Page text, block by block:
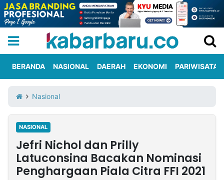
Iklan
Berita
Kami
Nasional
International
Olahraga
Entertainment
Daerah
Pariwisata
Kuliner
Kolom
BERANDA NASIONAL DAERAH EKONOMI PARIWISATA
Nasional
NASIONAL
Jefri Nichol dan Prilly
Latuconsina Bacakan Nominasi
Penghargaan Piala Citra FFI 2021